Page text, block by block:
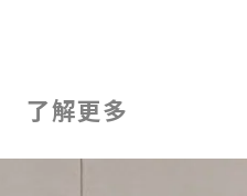
了解更多